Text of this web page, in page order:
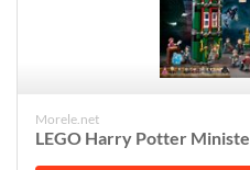
Morele.net
LEGO Harry Potter